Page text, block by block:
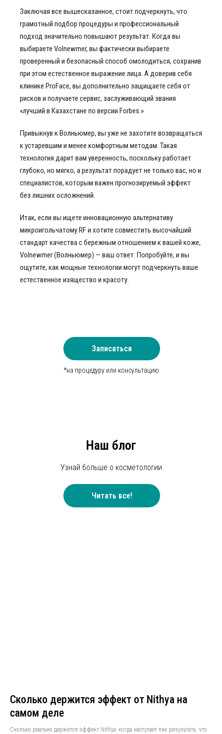
Заключая все вышесказанное, стоит подчеркнуть, что
грамотный подбор процедуры и профессиональный
подход значительно повышают результат. Когда вы
выбираете Volnewmer, вы фактически выбираете
проверенный и безопасный способ омолодиться, сохранив
при этом естественное выражение лица. А доверив себя
клинике ProFace, вы дополнительно защищаете себя от
рисков и получаете сервис, заслуживающий звания
«лучший в Казахстане по версии Forbes.»
Привыкнув к Волньюмер, вы уже не захотите возвращаться
к устаревшим и менее комфортным методам. Такая
технология дарит вам уверенность, поскольку работает
глубоко, но мягко, а результат порадует не только вас, но и
специалистов, которым важен прогнозируемый эффект
без лишних осложнений.
Итак, если вы ищете инновационную альтернативу
микроигольчатому RF и хотите совместить высочайший
стандарт качества с бережным отношением к вашей коже,
Volnewmer (Волньюмер) — ваш ответ. Попробуйте, и вы
ощутите, как мощные технологии могут подчеркнуть ваше
естественное изящество и красоту.
Записаться
*на процедуру или консультацию
Наш блог
Узнай больше о косметологии
Читать все!
Сколько держится эффект от Nithya на
самом деле
Сколько реально держится эффект Nithya: когда наступает пик результата, что